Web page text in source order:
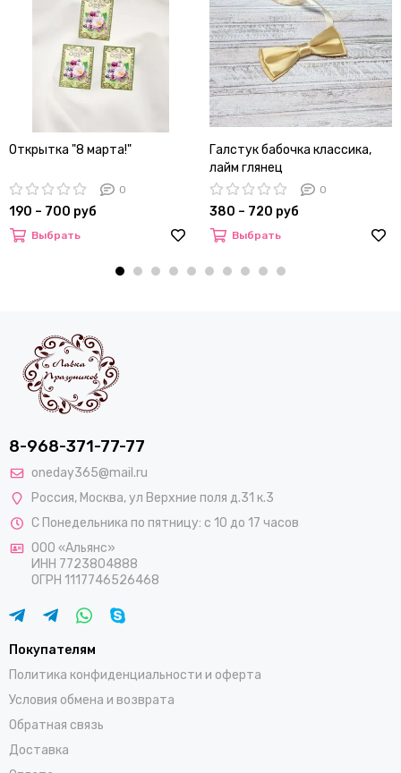
Открытка "8 марта!"
0
190 – 700 руб
Выбрать
Галстук бабочка классика,
лайм глянец
0
380 – 720 руб
Выбрать
8-968-371-77-77
oneday365@mail.ru
Россия, Москва,ул Верхние поля д.31 к.3
С Понедельника по пятницу: с 10 до 17 часов
ООО «Альянс»
ИНН 7723804888
ОГРН 1117746526468
Покупателям
Политика конфиденциальности и оферта
Условия обмена и возврата
Обратная связь
Доставка